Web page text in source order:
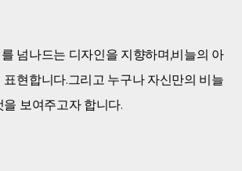
넘나드는 디자인을 지향하며,비늘의 아
현합니다.그리고 누구나 자신만의 비늘
보여주고자 합니다.